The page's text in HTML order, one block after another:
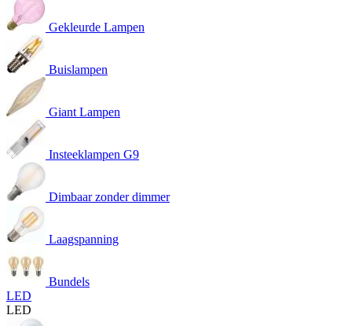
Gekleurde Lampen
Buislampen
Giant Lampen
Insteeklampen G9
Dimbaar zonder dimmer
Laagspanning
Bundels
LED
LED